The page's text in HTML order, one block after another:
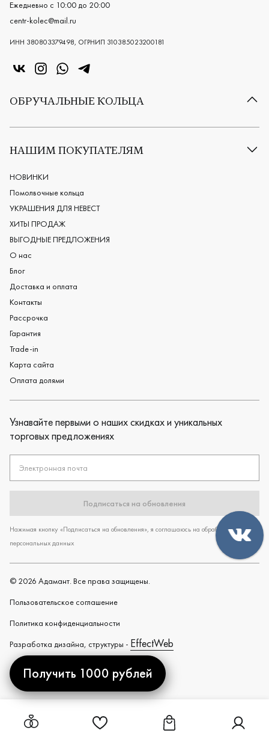
Ежедневно с 10:00 до 20:00
centr-kolec@mail.ru
ИНН 380803379498, ОГРНИП 310385023200181
«Центр колец» в VK
«Центр колец» в Instagram
«Центр колец» в Whatsapp
«Центр колец» в Telegram
ОБРУЧАЛЬНЫЕ КОЛЬЦА
Все обручальные кольца
Европейские обручальные кольца
Мужские обручальные кольца
Женские обручальные кольца
Обручальные кольца из платины
Дизайнерские обручальные кольца
Черные обручальные кольца
НАШИМ ПОКУПАТЕЛЯМ
НОВИНКИ
Помолвочные кольца
УКРАШЕНИЯ ДЛЯ НЕВЕСТ
ХИТЫ ПРОДАЖ
ВЫГОДНЫЕ ПРЕДЛОЖЕНИЯ
О нас
Блог
Доставка и оплата
Контакты
Рассрочка
Гарантия
Trade-in
Карта сайта
Оплата долями
Узнавайте первыми о наших скидках и уникальных
торговых предложениях
Электронная почта
Подписаться на обновления
Нажимая кнопку «Подписаться на обновления», я соглашаюсь на обработку
персональных данных
© 2026 Адамант. Все права защищены.
Пользовательское cоглашение
Политика конфиденциальности
Разработка дизайна, структуры - EffectWeb
Created by
Ссылка на страницу "Избранное"
Ссылка на страницуСсылка
Получить 1000 рублей